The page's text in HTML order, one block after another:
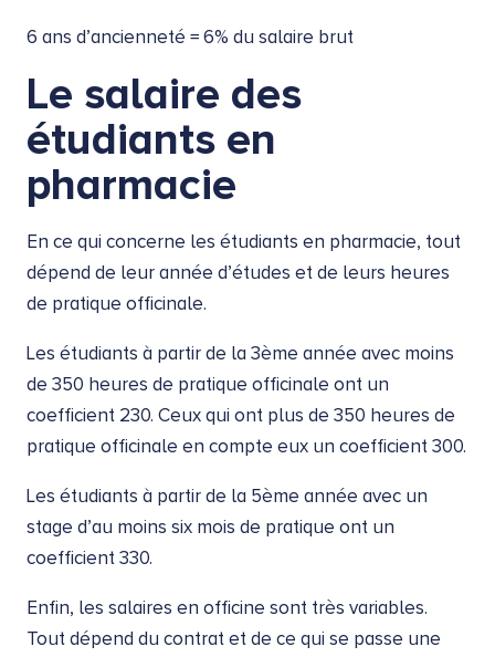
6 ans d’ancienneté = 6% du salaire brut
Le salaire des
étudiants en
pharmacie
En ce qui concerne les étudiants en pharmacie, tout
dépend de leur année d’études et de leurs heures
de pratique officinale.
Les étudiants à partir de la 3ème année avec moins
de 350 heures de pratique officinale ont un
coefficient 230. Ceux qui ont plus de 350 heures de
pratique officinale en compte eux un coefficient 300.
Les étudiants à partir de la 5ème année avec un
stage d’au moins six mois de pratique ont un
coefficient 330.
Enfin, les salaires en officine sont très variables.
Tout dépend du contrat et de ce qui se passe une